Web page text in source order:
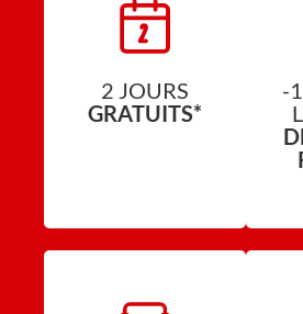
2 JOURS
GRATUITS*
-